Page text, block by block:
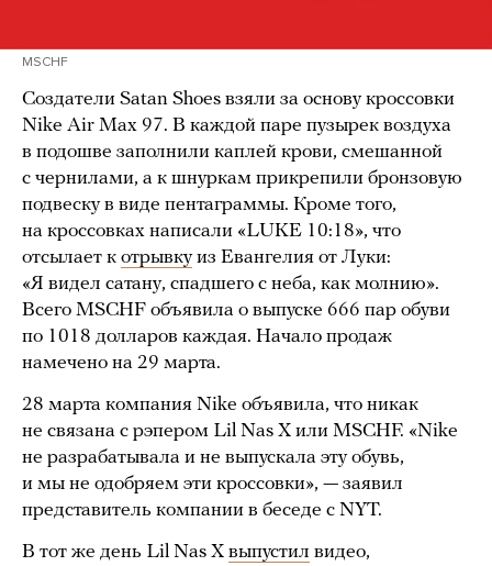
MSCHF
Создатели Satan Shoes взяли за основу кроссовки
Nike Air Max 97. В каждой паре пузырек воздуха
в подошве заполнили каплей крови, смешанной
с чернилами, а к шнуркам прикрепили бронзовую
подвеску в виде пентаграммы. Кроме того,
на кроссовках написали «LUKE 10:18», что
отсылает к отрывкуиз Евангелия от Луки:
«Я видел сатану, спадшего с неба, как молнию».
Всего MSCHF объявила о выпуске 666 пар обуви
по 1018 долларов каждая. Начало продаж
намечено на 29 марта.
28 марта компания Nike объявила, что никак
не связана с рэпером Lil Nas X или MSCHF. «Nike
не разрабатывала и не выпускала эту обувь,
и мы не одобряем эти кроссовки», — заявил
представитель компании в беседе с NYT.
В тот же день Lil Nas X выпустил видео,